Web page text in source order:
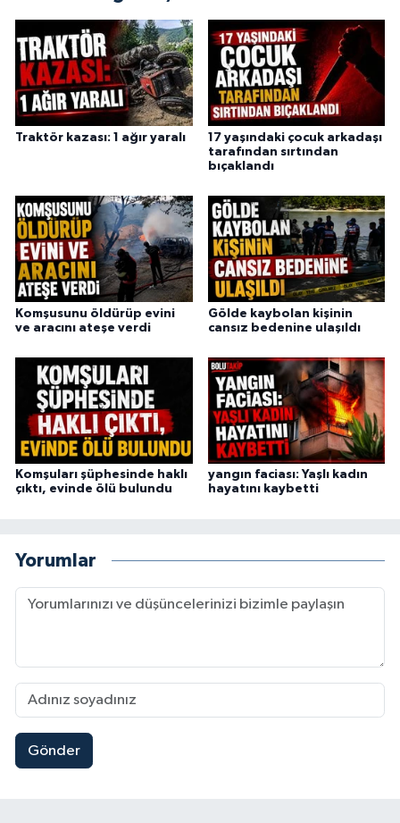
Traktör kazası: 1 ağır yaralı
17 yaşındaki çocuk arkadaşı
tarafından sırtından
bıçaklandı
Komşusunu öldürüp evini
ve aracını ateşe verdi
Gölde kaybolan kişinin
cansız bedenine ulaşıldı
Komşuları şüphesinde haklı
çıktı, evinde ölü bulundu
yangın faciası: Yaşlı kadın
hayatını kaybetti
Yorumlar
Gönder